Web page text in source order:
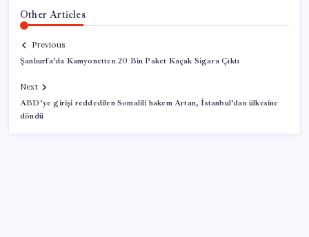
Other Articles
Previous
Şanlıurfa’da Kamyonetten 20 Bin Paket Kaçak Sigara Çıktı
Next
ABD’ye girişi reddedilen Somalili hakem Artan, İstanbul’dan ülkesine
döndü